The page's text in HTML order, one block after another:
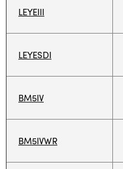
LEYEIII
LEYESDI
BM5IV
BM5IVWR